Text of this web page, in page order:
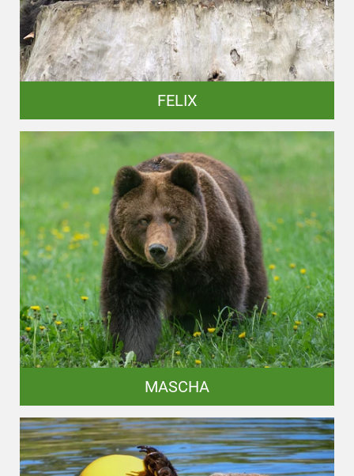
FELIX
MASCHA